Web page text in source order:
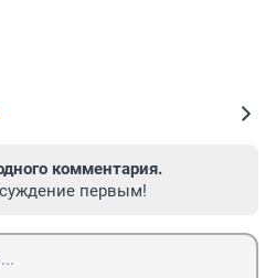
комментария.
первым!